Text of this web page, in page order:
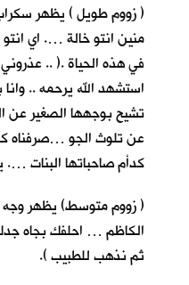
( زووم طويل ) يظهر
منين انتو خالة …. اي
في هذه الحياة .( ..
استشهد الله يرحمه ..
تشيح بوجهها الصغير عن
عن تلوث الجو …صرفناه
كدأم صاحباتها البنات
( زووم متوسط) يظهر وجه
الكاظم … احلفك بجاه
ثم نذهب للطبيب ).